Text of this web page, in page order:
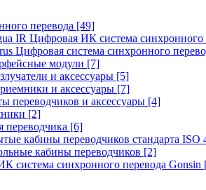
перевода [49]
IR Цифровая ИК система синхронного
Цифровая система синхронного
модули [7]
и аксессуары [5]
и аксессуары [7]
переводчиков и аксессуары [4]
[2]
переводчика [6]
кабины переводчиков стандарта ISO
кабины переводчиков [2]
система синхронного перевода Gonsin